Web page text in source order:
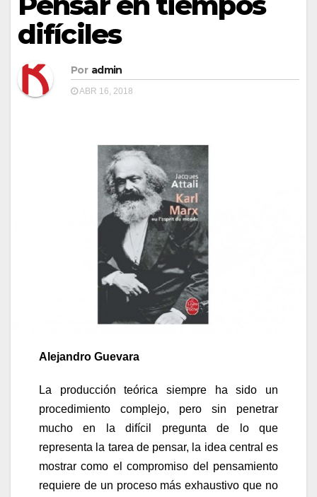
difíciles
Por admin
ABR 16, 2018
Alejandro Guevara
La producción teórica siempre ha sido un
procedimiento complejo, pero sin penetrar
mucho en la difícil pregunta de lo que
representa la tarea de pensar, la idea central es
mostrar como el compromiso del pensamiento
requiere de un proceso más exhaustivo que no